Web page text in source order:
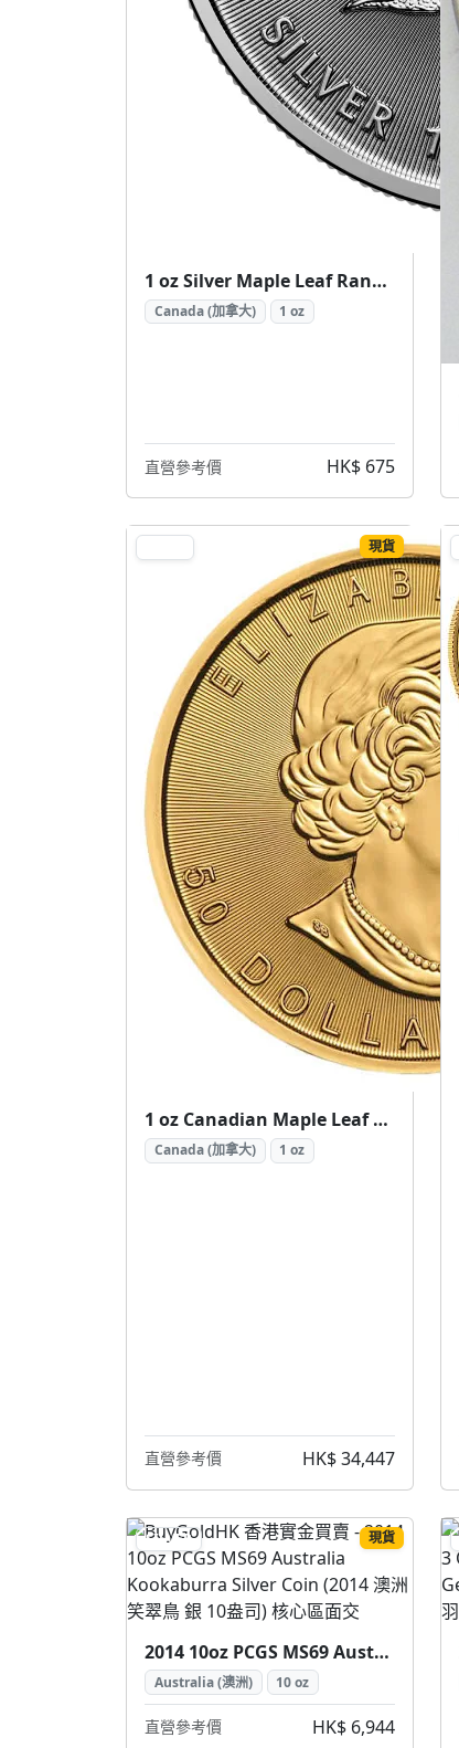
1 oz Silver Maple Leaf Random Year ( 加拿大楓葉銀幣 1盎司隨機年份)
Canada (加拿大) 1 oz
直營參考價 HK$ 675
現貨
1 oz Canadian Maple Leaf Gold Coin Random Year ( 加拿大楓葉金幣 1盎司隨機年份)
Canada (加拿大) 1 oz
直營參考價 HK$ 34,447
SILVER 現貨
2014 10oz PCGS MS69 Australia Kookaburra Silver Coin (2014 澳洲 笑翠鳥 銀 10盎司)
Australia (澳洲) 10 oz
直營參考價 HK$ 6,944